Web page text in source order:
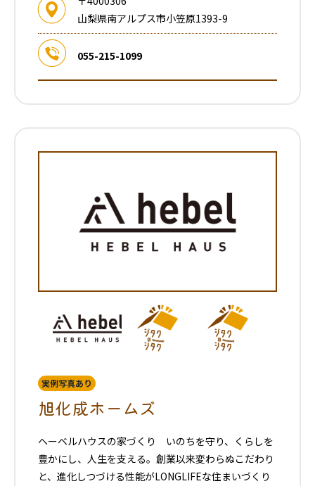
山梨県南アルプス市小笠原1393-9
055-215-1099
実例写真あり
旭化成ホームズ
ヘーベルハウスの家づくり いのちを守り、くらしを
豊かにし、人生を支える。創業以来変わらぬこだわり
と、進化しつづける性能がLONGLIFEな住まいづくり